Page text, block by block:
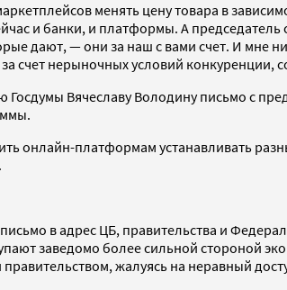
менять цену товара в
и банки, и платформы. А
дают, — они за наш с вами счет. И мне
нерыночных условий конкуренции,
Госдумы Вячеславу Володину письмо с
онлайн-платформам устанавливать
в адрес ЦБ, правительства и
заведомо более сильной стороной
жалуясь на неравный